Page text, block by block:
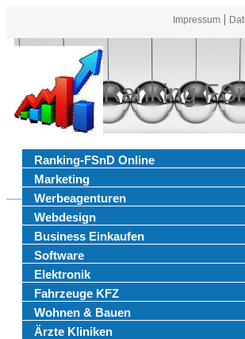
Impressum
Ranking
Ranking-FSnD Online
Marketing
Werbeagenturen
Webdesign
Business Einkaufen
Software
Elektronik
Fahrzeuge KFZ
Wohnen & Bauen
Ärzte Kliniken